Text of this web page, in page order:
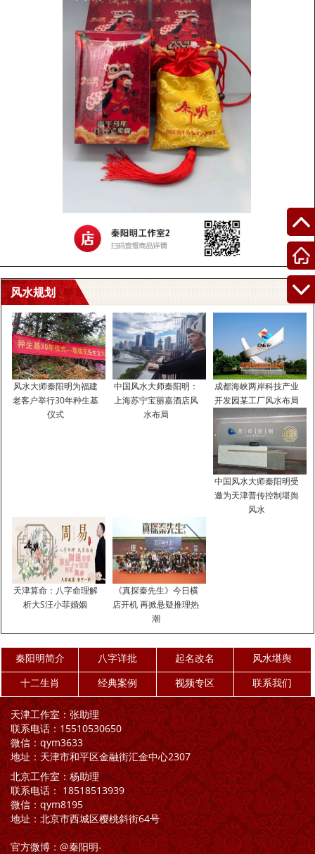
地格之三才格式最重要，因为天地人三才为一体、相互关联，搞姓名
预测的常用此法测名。
六、宜用五行法起名。
即根据生辰八字取名。五行理论对姓名学产生了重要的影响，根据八
字中五行喜缺取名在古代占有很重要的地位，鲁迅小说《故乡》里写
的闰土是一个典型例子，五行缺土，所以取名闰土。
七、诗词典故起名法。
从古代文献或诗词典故中的一句有意义的话，从中挑选一、二个字来
命名，如：去年今日此门中，人面 桃花 相映红可以从中抽取映红做名
取阑珊做名字。孟子曰：君子善养浩然之气 可以从中抽取浩然做名
2023年出生的男孩宝宝五行缺土起名用什么字
好
用五行给男宝宝取名，可以补救孩子的五行不足问题。很少有孩子一
出生就五行齐全，所以家长不用担心孩子五行不足的问题，这是可以
补救的。那么，2023年出生的男孩宝宝五行缺土起名用什么字好呢？
2023年出生的男宝宝取名方法1、根据生肖特点取名
老鼠喜爱米类的粮食，因此在名字中可以带有“米”、“豆”、“禾”意为孩
子能够过上丰衣足食的生活；老鼠喜欢穿彩色的衣服，起名时可以带
有“彡”、“巾”、“纟”等字；老鼠喜欢打洞，是一种穴居动物，起名时可
以选用带有“口”、“宀”的字，代表孩子能够有屋有房、安居乐业。
2、根据父母期望起名
在注意到宜用字与避讳字后，还要结合父母对孩子的期望取名，这种
取名方法是激励孩子最好的办法，起到时刻鞭策孩子的作用。如希望
男孩五行缺土起名宜用字五行缺土的宝宝，是可以通过选用五行属土
的字来取名，借此补救自己的五行，达到改善运势的作用。
伟、峰、龙、德、玉、中、祥、宇
宝、安、亚、卫、山、维、翔、坚
远、信、磊、培、恩、全、基、廷
仲、有、奎、坤、为、勋、辰、崇
五行缺土起名起名大全五行缺土的男宝宝取名方法有很多，最直接的
就是选用五行属土的字来取名。
嘉砚、鹏粤、文充、天衡、若惟
平意、多友、嘉运、清影、振音
风水规划
风水大师秦阳明为福建
老客户举行30年种生基
仪式
中国风水大师秦阳明：
上海苏宁宝丽嘉酒店风
水布局
成都海峡两岸科技产业
开发园某工厂风水布局
中国风水大师秦阳明受
邀为天津普传控制堪舆
风水
天津算命：八字命理解
析大S汪小菲婚姻
《真探秦先生》今日横
店开机 再掀悬疑推理热
潮
秦阳明简介 八字详批 起名改名
风水堪舆
十二生肖
经典案例 视频专区 联系我们
天津工作室：张助理
联系电话：15510530650
微信：qym3633
地址：天津市和平区金融街汇金中心2307
北京工作室：杨助理
联系电话： 18518513939
微信：qym8195
地址：北京市西城区樱桃斜街64号
官方微博：@秦阳明-